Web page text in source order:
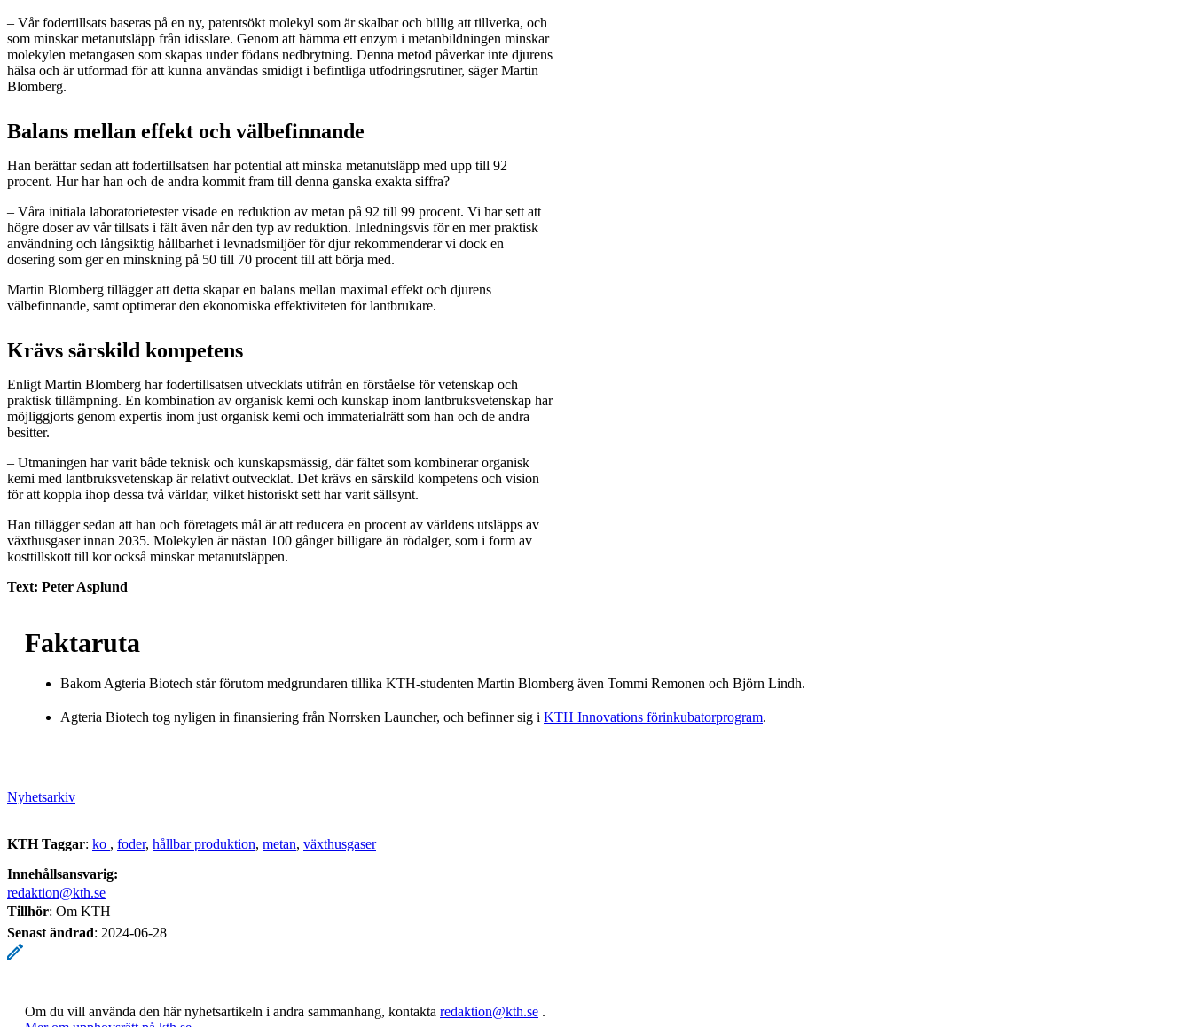
– Vår fodertillsats baseras på en ny, patentsökt molekyl som är skalbar och billig att tillverka, och
som minskar metanutsläpp från idisslare. Genom att hämma ett enzym i metanbildningen minskar
molekylen metangasen som skapas under födans nedbrytning. Denna metod påverkar inte djurens
hälsa och är utformad för att kunna användas smidigt i befintliga utfodringsrutiner, säger Martin
Blomberg.
Balans mellan effekt och välbefinnande
Han berättar sedan att fodertillsatsen har potential att minska metanutsläpp med upp till 92
procent. Hur har han och de andra kommit fram till denna ganska exakta siffra?
– Våra initiala laboratorietester visade en reduktion av metan på 92 till 99 procent. Vi har sett att
högre doser av vår tillsats i fält även når den typ av reduktion. Inledningsvis för en mer praktisk
användning och långsiktig hållbarhet i levnadsmiljöer för djur rekommenderar vi dock en
dosering som ger en minskning på 50 till 70 procent till att börja med.
Martin Blomberg tillägger att detta skapar en balans mellan maximal effekt och djurens
välbefinnande, samt optimerar den ekonomiska effektiviteten för lantbrukare.
Krävs särskild kompetens
Enligt Martin Blomberg har fodertillsatsen utvecklats utifrån en förståelse för vetenskap och
praktisk tillämpning. En kombination av organisk kemi och kunskap inom lantbruksvetenskap har
möjliggjorts genom expertis inom just organisk kemi och immaterialrätt som han och de andra
besitter.
– Utmaningen har varit både teknisk och kunskapsmässig, där fältet som kombinerar organisk
kemi med lantbruksvetenskap är relativt outvecklat. Det krävs en särskild kompetens och vision
för att koppla ihop dessa två världar, vilket historiskt sett har varit sällsynt.
Han tillägger sedan att han och företagets mål är att reducera en procent av världens utsläpps av
växthusgaser innan 2035. Molekylen är nästan 100 gånger billigare än rödalger, som i form av
kosttillskott till kor också minskar metanutsläppen.
Text: Peter Asplund
Faktaruta
Bakom Agteria Biotech står förutom medgrundaren tillika KTH-studenten Martin Blomberg även Tommi Remonen och Björn Lindh.
Agteria Biotech tog nyligen in finansiering från Norrsken Launcher, och befinner sig i KTH Innovations förinkubatorprogram.
Nyhetsarkiv
KTH Taggar: ko foder hållbar produktion metan växthusgaser
Innehållsansvarig:
redaktion@kth.se
Tillhör: Om KTH
Senast ändrad: 2024-06-28
Om du vill använda den här nyhetsartikeln i andra sammanhang, kontakta redaktion@kth.se .